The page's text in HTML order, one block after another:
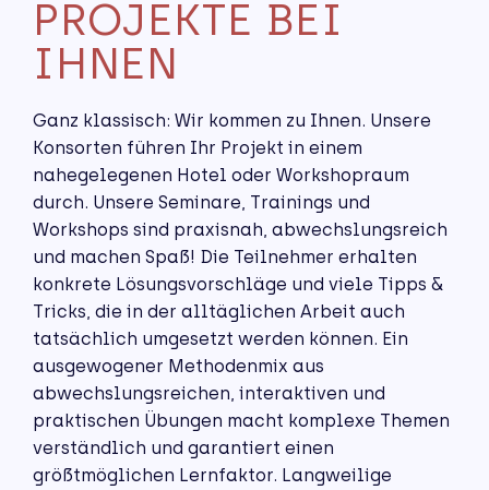
PROJEKTE BEI
IHNEN
Ganz klassisch: Wir kommen zu Ihnen. Unsere
Konsorten führen Ihr Projekt in einem
nahegelegenen Hotel oder Workshopraum
durch. Unsere Seminare, Trainings und
Workshops sind praxisnah, abwechslungsreich
und machen Spaß! Die Teilnehmer erhalten
konkrete Lösungsvorschläge und viele Tipps &
Tricks, die in der alltäglichen Arbeit auch
tatsächlich umgesetzt werden können. Ein
ausgewogener Methodenmix aus
abwechslungsreichen, interaktiven und
praktischen Übungen macht komplexe Themen
verständlich und garantiert einen
größtmöglichen Lernfaktor. Langweilige